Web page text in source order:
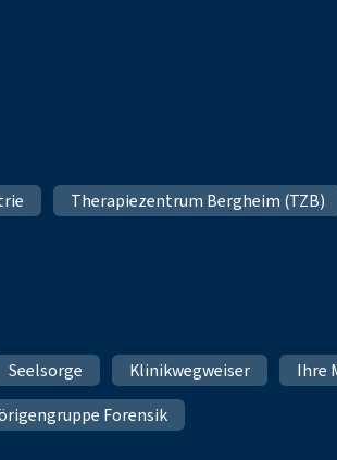
Therapiezentrum Bergheim (TZB)
Seelsorge Klinikwegweiser
Ihre
Forensik